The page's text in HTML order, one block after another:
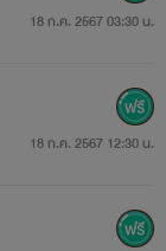
18 ก.ค. 2567 03:30 น.
18 ก.ค. 2567 12:30 น.